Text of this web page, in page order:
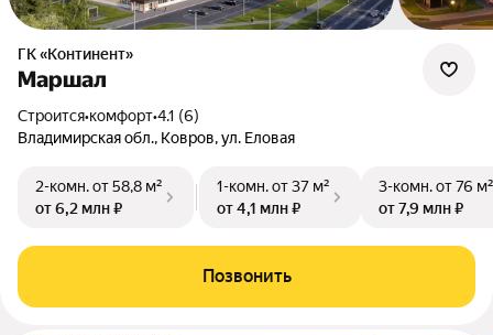
ГК «Континент»
Маршал
Строится•комфорт•4.1 (6)
Владимирская обл., Ковров, ул. Еловая
2-комн.от 58,8 м²
от 6,2 млн ₽
1-комн.от 37 м²
от 4,1 млн ₽
3-комн.от 76 м²
от 7,9 млн ₽
Позвонить